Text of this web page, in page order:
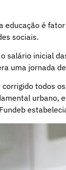
educação é
sociais.
salário inicial
uma jornada
todos
urbano,